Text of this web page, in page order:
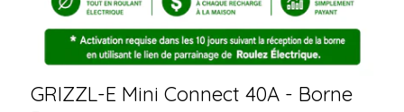
GRIZZL-E Mini Connect 40A - Borne